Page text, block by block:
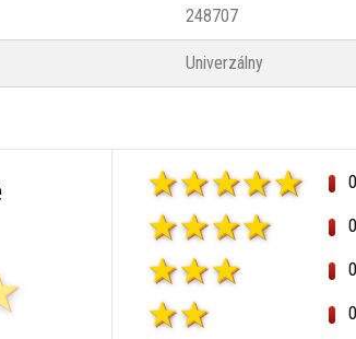
248707
Univerzálny